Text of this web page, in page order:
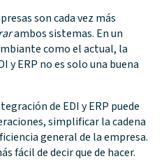
son cada vez más
ambos sistemas. En un
como el actual, la
y ERP no es solo una buena
de EDI y ERP puede
simplificar la cadena
general de la empresa.
fácil de decir que de hacer.